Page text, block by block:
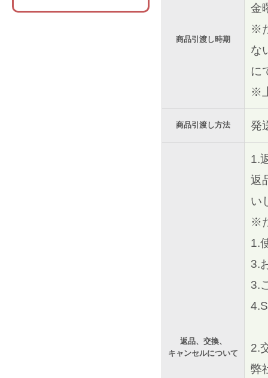
商品引渡し時期
金
※
な
に
※
商品引渡し方法 発
返品、交換、
キャンセルについて
1.
返
い
※
1.
3.
3.
2.
弊